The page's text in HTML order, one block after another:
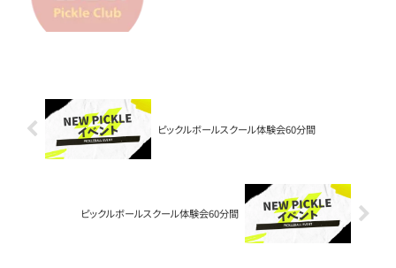
ピックルボールスクール体験会60分間
ピックルボールスクール体験会60分間